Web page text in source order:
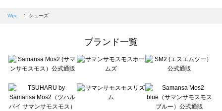
Samansa Mos2 blue（サマンサモスモス ブルー）のシューズ一覧
sō4ū（ソウフォーユー）のシューズ一覧
Te chichi（テチチ）のシューズ一覧
Te chichi CLASSIC（テチチ クラシック）のシューズ一覧
Lugnoncure（ルノンキュール）のシューズ一覧
BETTY'S BLUE（べティーズブルー）のシューズ一覧
Wpc. シューズ
ブランド一覧